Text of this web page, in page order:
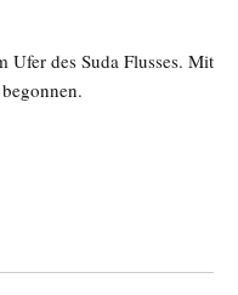
Ufer des Suda Flusses. Mit